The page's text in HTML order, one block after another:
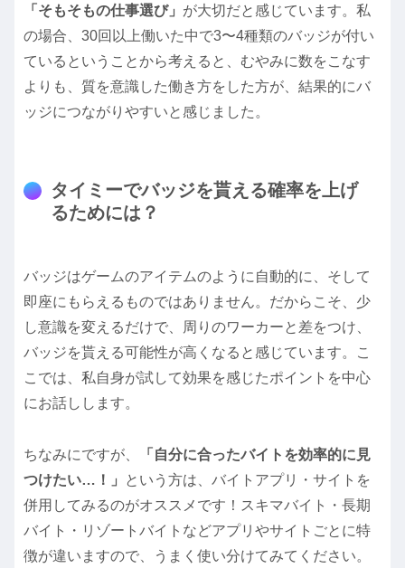
「そもそもの仕事選び」 が大切だと感じています。私
の場合、30回以上働いた中で3〜4種類のバッジが付い
ているということから考えると、むやみに数をこなす
よりも、質を意識した働き方をした方が、結果的にバ
ッジにつながりやすいと感じました。
タイミーでバッジを貰える確率を上げ
るためには？
バッジはゲームのアイテムのように自動的に、そして
即座にもらえるものではありません。だからこそ、少
し意識を変えるだけで、周りのワーカーと差をつけ、
バッジを貰える可能性が高くなると感じています。こ
こでは、私自身が試して効果を感じたポイントを中心
にお話しします。
ちなみにですが、
「自分に合ったバイトを効率的に見
つけたい…！」
という方は、バイトアプリ・サイトを
併用してみるのがオススメです！スキマバイト・長期
バイト・リゾートバイトなどアプリやサイトごとに特
徴が違いますので、うまく使い分けてみてください。